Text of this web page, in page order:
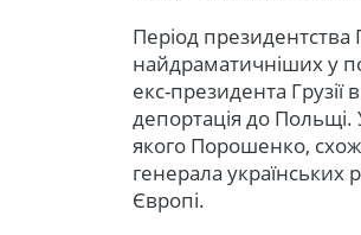
Період
найдраматичніших у
екс-президента
депортація до Польщі.
якого Порошенко,
генерала
Європі.